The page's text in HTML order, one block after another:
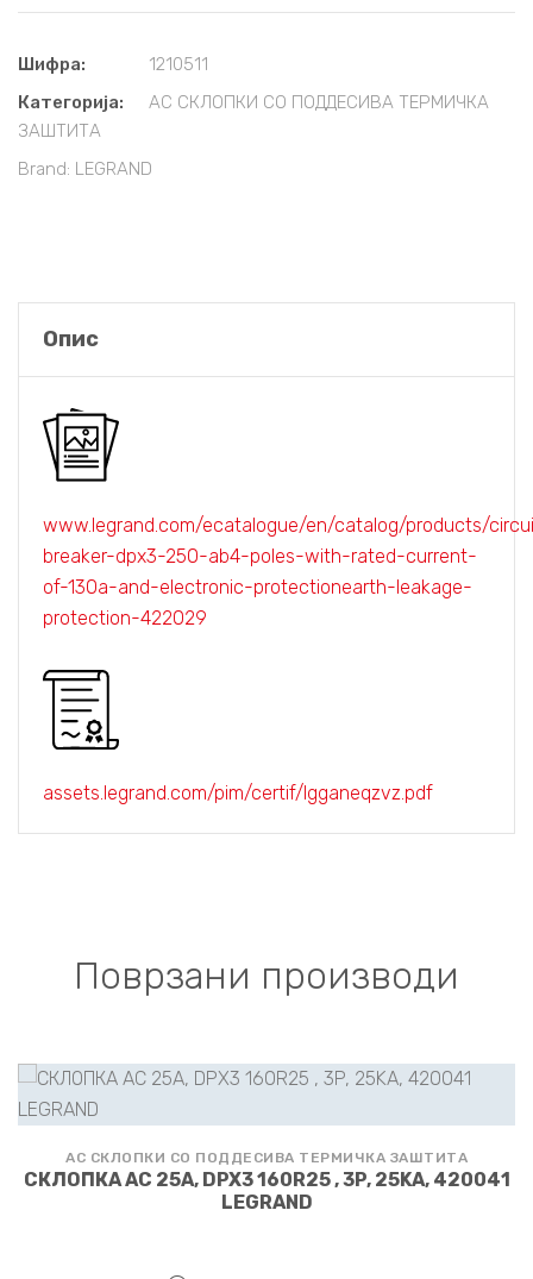
Шифра:
1210511
Категорија:
АС СКЛОПКИ СО ПОДДЕСИВА ТЕРМИЧКА
ЗАШТИТА
Brand: LEGRAND
Опис
www.legrand.com/ecatalogue/en/catalog/products/
breaker-dpx3-250-ab4-poles-with-rated-current-
of-130a-and-electronic-protectionearth-leakage-
protection-422029
assets.legrand.com/pim/certif/lgganeqzvz.pdf
Поврзани производи
АС СКЛОПКИ СО ПОДДЕСИВА ТЕРМИЧКА ЗАШТИТА
СКЛОПКА АС 25A, DPX3 160R25 , 3P, 25KA, 420041
LEGRAND